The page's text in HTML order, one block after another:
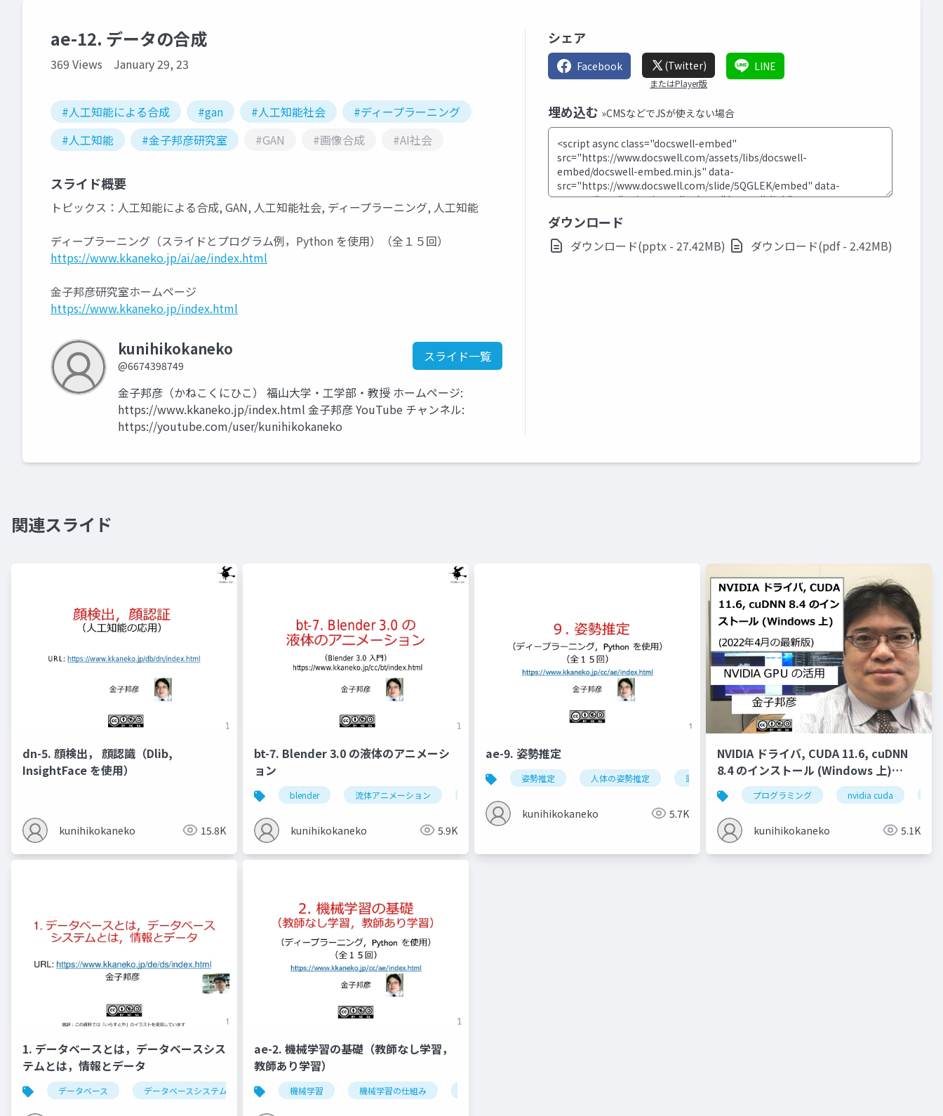
ae-12. データの合成
369 Views January 29, 23
#人工知能による合成 #gan #人工知能社会
#ディープラーニング
#人工知能
#金子邦彦研究室 #GAN #画像合成 #AI社会
スライド概要
トピックス：人工知能による合成, GAN, 人工知能社会, ディープラーニング, 人工知能
ディープラーニング（スライドとプログラム例，Python を使用）（全１５回）
https://www.kkaneko.jp/ai/ae/index.html
金子邦彦研究室ホームページ
https://www.kkaneko.jp/index.html
kunihikokaneko
@6674398749
スライド一覧
金子邦彦（かねこくにひこ） 福山大学・工学部・教授 ホームページ:
https://www.kkaneko.jp/index.html 金子邦彦 YouTube チャンネル:
https://youtube.com/user/kunihikokaneko
シェア
Facebook (Twitter)
またはPlayer版
LINE
埋め込む »CMSなどでJSが使えない場合
ダウンロード
ダウンロード(pptx - 27.42MB) ダウンロード(pdf - 2.42MB)
関連スライド
dn-5. 顔検出， 顔認識（Dlib,
InsightFace を使用）
kunihikokaneko 15.8K
bt-7. Blender 3.0 の液体のアニメーシ
ョン
blender 流体アニメーション ジオメトリ 流入口 ベイク
kunihikokaneko 5.9K
ae-9. 姿勢推定
姿勢推定 人体の姿勢推定 頭部の姿勢推定 オブジェクトの姿勢推定
kunihikokaneko 5.7K
NVIDIA ドライバ, CUDA 11.6, cuDNN
8.4 のインストール (Windows 上)
(2022年4月の最新版)
プログラミング nvidia cuda
kunihikokaneko 5.1K
1. データベースとは，データベースシス
テムとは，情報とデータ
データベース データベースシステム 情報とデータ データの種類 オープンデータ
ae-2. 機械学習の基礎（教師なし学習，
教師あり学習）
機械学習 機械学習の仕組み